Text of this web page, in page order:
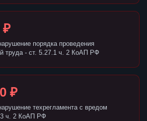
₽
порядка проведения
труда - ст. 5.27.1 ч. 2 КоАП РФ
₽
техрегламента с вредом
ч. 2 КоАП РФ